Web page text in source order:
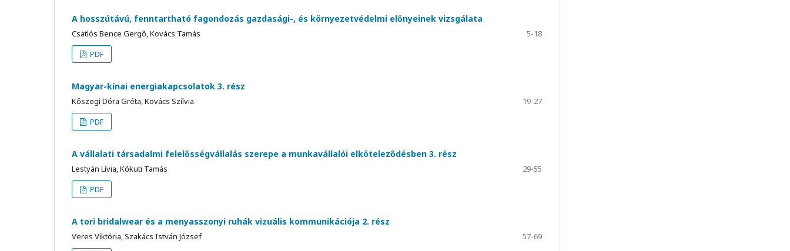
A hosszútávú, fenntartható fagondozás gazdasági-, és környezetvédelmi előnyeinek vizsgálata
Csatlós Bence Gergő, Kovács Tamás
5-18
PDF
Magyar-kínai energiakapcsolatok 3. rész
Kőszegi Dóra Gréta, Kovács Szilvia
19-27
PDF
A vállalati társadalmi felelősségvállalás szerepe a munkavállalói elköteleződésben 3. rész
Lestyán Lívia, Kőkuti Tamás
29-55
PDF
A tori bridalwear és a menyasszonyi ruhák vizuális kommunikációja 2. rész
Veres Viktória, Szakács István József
57-69